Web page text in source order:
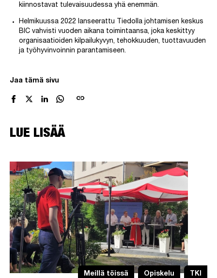
kiinnostavat tulevaisuudessa yhä enemmän.
Helmikuussa 2022 lanseerattu
Tiedolla johtamisen keskus
BIC vahvisti vuoden aikana toimintaansa, joka keskittyy
organisaatioiden kilpailukyvyn, tehokkuuden, tuottavuuden
ja työhyvinvoinnin parantamiseen.
Jaa tämä sivu
link
LUE LISÄÄ
Meillä töissä Opiskelu
TKI